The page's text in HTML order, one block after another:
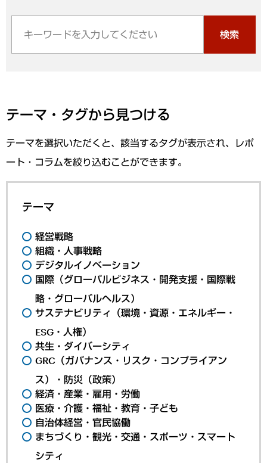
検索
テーマ・タグから見つける
テーマを選択いただくと、該当するタグが表示され、レポ
ート・コラムを絞り込むことができます。
テーマ
経営戦略
組織・人事戦略
デジタルイノベーション
国際（グローバルビジネス・開発支援・国際戦
略・グローバルヘルス）
サステナビリティ（環境・資源・エネルギー・
ESG・人権）
共生・ダイバーシティ
GRC（ガバナンス・リスク・コンプライアン
ス）・防災（政策）
経済・産業・雇用・労働
医療・介護・福祉・教育・子ども
自治体経営・官民協働
まちづくり・観光・交通・スポーツ・スマート
シティ